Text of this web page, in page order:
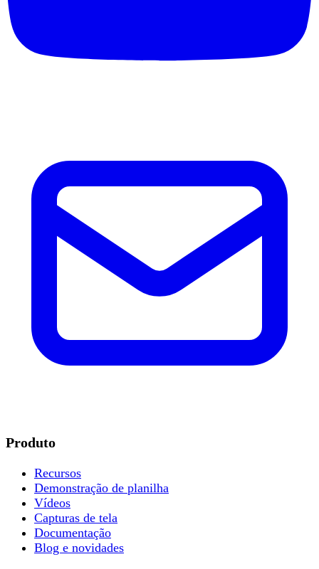
Produto
Recursos
Demonstração de planilha
Vídeos
Capturas de tela
Documentação
Blog e novidades